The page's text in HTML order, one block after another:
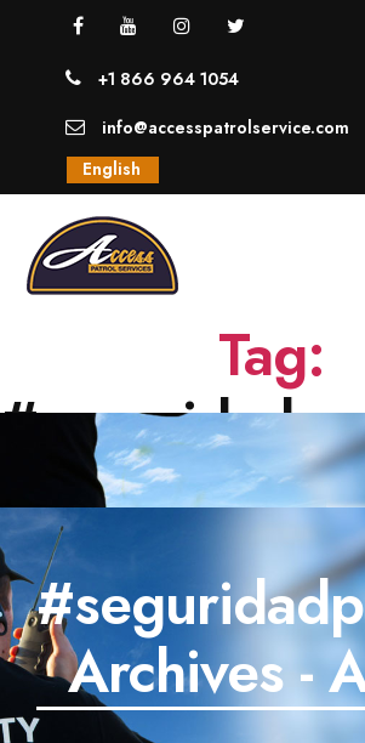
+1 866 964 1054
info@accesspatrolservice.com
English
NOSOTROS
SERVICIOS
GUARDIAS UNIFORMADOS
SECTORES
TECNOLOGÍA
TRABAJOS
Tag:
Archives -